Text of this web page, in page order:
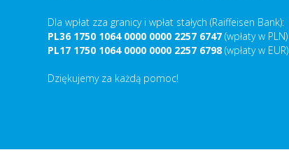
Dla wpłat zza granicy i wpłat stałych (Raiffeisen Bank):
PL36 1750 1064 0000 0000 2257 6747(wpłaty w PLN)
PL17 1750 1064 0000 0000 2257 6798(wpłaty w EUR)
Dziękujemy za każdą pomoc!